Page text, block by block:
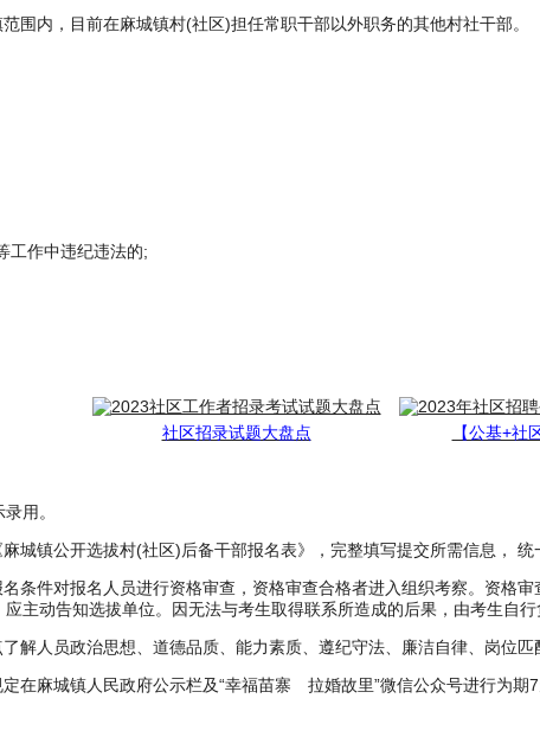
围内，目前在麻城镇村(社区)担任常职干部以外职务的其他村社干部。
工作中违纪违法的;
社区招录试题大盘点 【公基+社
用。
城镇公开选拔村(社区)后备干部报名表》，完整填写提交所需信息，
条件对报名人员进行资格审查，资格审查合格者进入组织考察。资格
主动告知选拔单位。因无法与考生取得联系所造成的后果，由考生自行
解人员政治思想、道德品质、能力素质、遵纪守法、廉洁自律、岗位
在麻城镇人民政府公示栏及“幸福苗寨 拉婚故里”微信公众号进行为